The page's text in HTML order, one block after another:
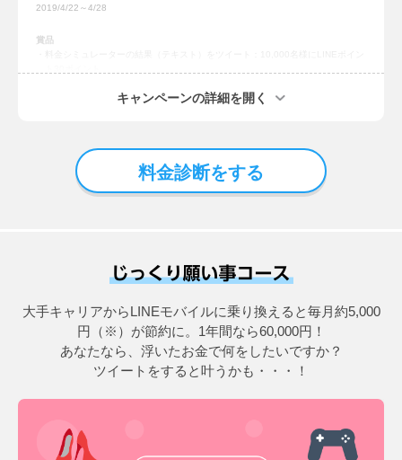
2019/4/22～4/28
賞品
ツイート：毎日1名様にNintendo Switch
をツイートする
③アカウントが非公開ではない
スケジュール
5月中：当選者の決定および当選の連絡
5月中：賞品付与情報（住所やLINE IDなど）の入力
6月中：賞品発送
当選者の方には、2019年5月中にLINEモバイル公式Twitterアカウント
その際にお送りする専用のフォームからLINEポイントを付与するためのLINE ID
または賞品を発送するための情報を登録していただきます。
※当選ご連絡後、5日以内にご連絡が取れない場合、当選は無効とさせていただき
キャンペーンの詳細を開く
料金診断をする
大手キャリアからLINEモバイルに乗り換えると毎月約5,000
円（※）が節約に。 1年間なら60,000円！
あなたなら、浮いたお金で何をしたいですか？
ツイートをすると叶うかも・・・！